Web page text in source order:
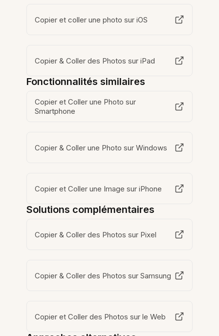
Copier et coller une photo sur iOS
Copier & Coller des Photos sur iPad
Fonctionnalités similaires
Copier et Coller une Photo sur
Smartphone
Copier & Coller une Photo sur Windows
Copier et Coller une Image sur iPhone
Solutions complémentaires
Copier & Coller des Photos sur Pixel
Copier & Coller des Photos sur Samsung
Copier et Coller des Photos sur le Web